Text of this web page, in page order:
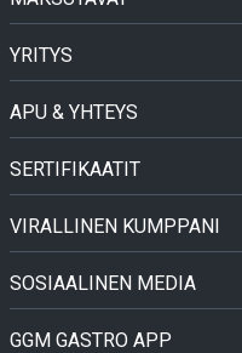
YRITYS
APU & YHTEYS
SERTIFIKAATIT
VIRALLINEN KUMPPANI
SOSIAALINEN MEDIA
GGM GASTRO APP